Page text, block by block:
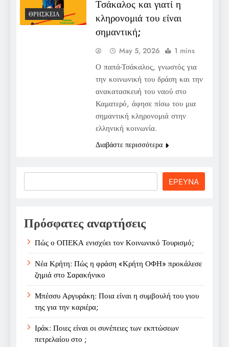
ΘΡΗΣΚΕΊΑ
Τσάκαλος και γιατί η
κληρονομιά του είναι
σημαντική;
May 5, 2026 1 mins
Ο παπά-Τσάκαλος, γνωστός για
την κοινωνική του δράση και την
ανακατασκευή του ναού στο
Καματερό, άφησε πίσω του μια
σημαντική κληρονομιά στην
ελληνική κοινωνία.
Διαβάστε περισσότερα
ΕΡΕΥΝΑ
Πρόσφατες αναρτήσεις
Πώς ο ΟΠΕΚΑ ενισχύει τον Κοινωνικό Τουρισμό;
Νέα Κρήτη: Πώς η φράση «Κρήτη ΟΦΗ» προκάλεσε
ζημιά στο Σαρακήνικο
Μπέσσυ Αργυράκη: Ποια είναι η συμβουλή του γιου
της για την καριέρα;
Ιράκ: Ποιες είναι οι συνέπειες των εκπτώσεων
πετρελαίου στο ;